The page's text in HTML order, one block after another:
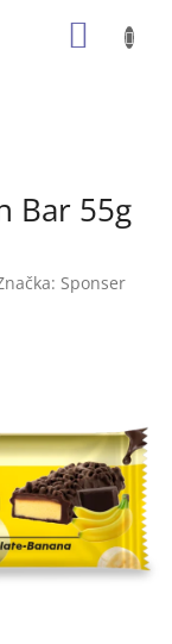
Bar 55g
Sponser